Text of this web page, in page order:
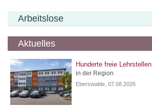
Arbeitslose
Aktuelles
Hunderte freie Lehrstellen
in der Region
Eberswalde, 07.08.2026